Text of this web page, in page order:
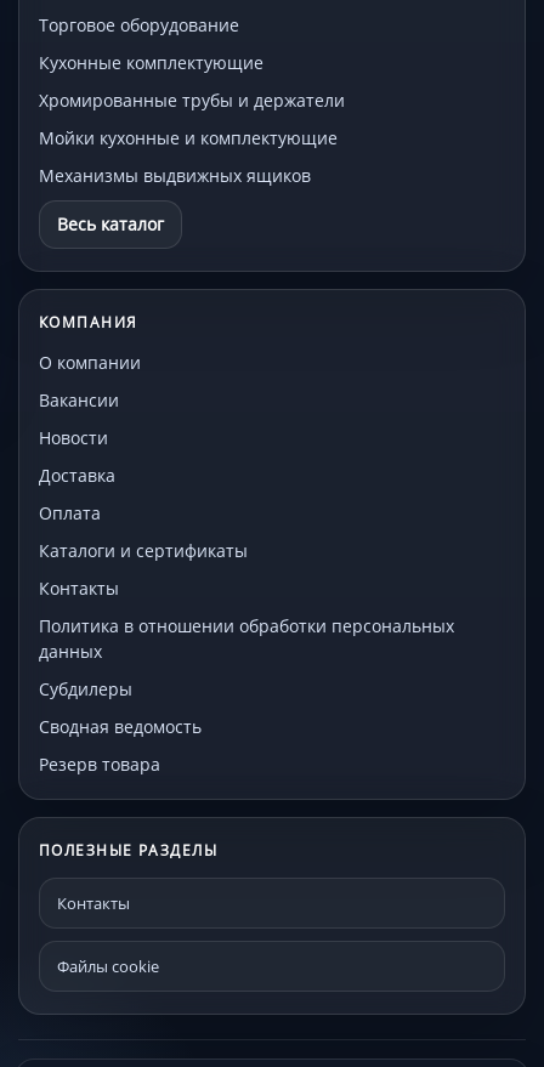
Торговое оборудование
Кухонные комплектующие
Хромированные трубы и держатели
Мойки кухонные и комплектующие
Механизмы выдвижных ящиков
Весь каталог
КОМПАНИЯ
О компании
Вакансии
Новости
Доставка
Оплата
Каталоги и сертификаты
Контакты
Политика в отношении обработки персональных
данных
Субдилеры
Сводная ведомость
Резерв товара
ПОЛЕЗНЫЕ РАЗДЕЛЫ
Контакты
Файлы cookie